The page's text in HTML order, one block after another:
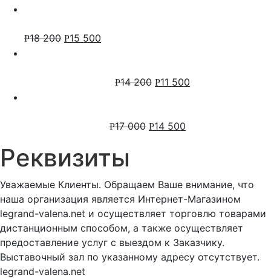
Р18 200 Р15 500
Р14 200 Р11 500
Р17 000 Р14 500
Реквизиты
Уважаемые Клиенты. Обращаем Ваше внимание, что
наша организация является Интернет-Магазином
legrand-valena.net и осуществляет торговлю товарами
дистанционным способом, а также осуществляет
предоставление услуг с выездом к Заказчику.
Выставочный зал по указанному адресу отсутствует.
legrand-valena.net